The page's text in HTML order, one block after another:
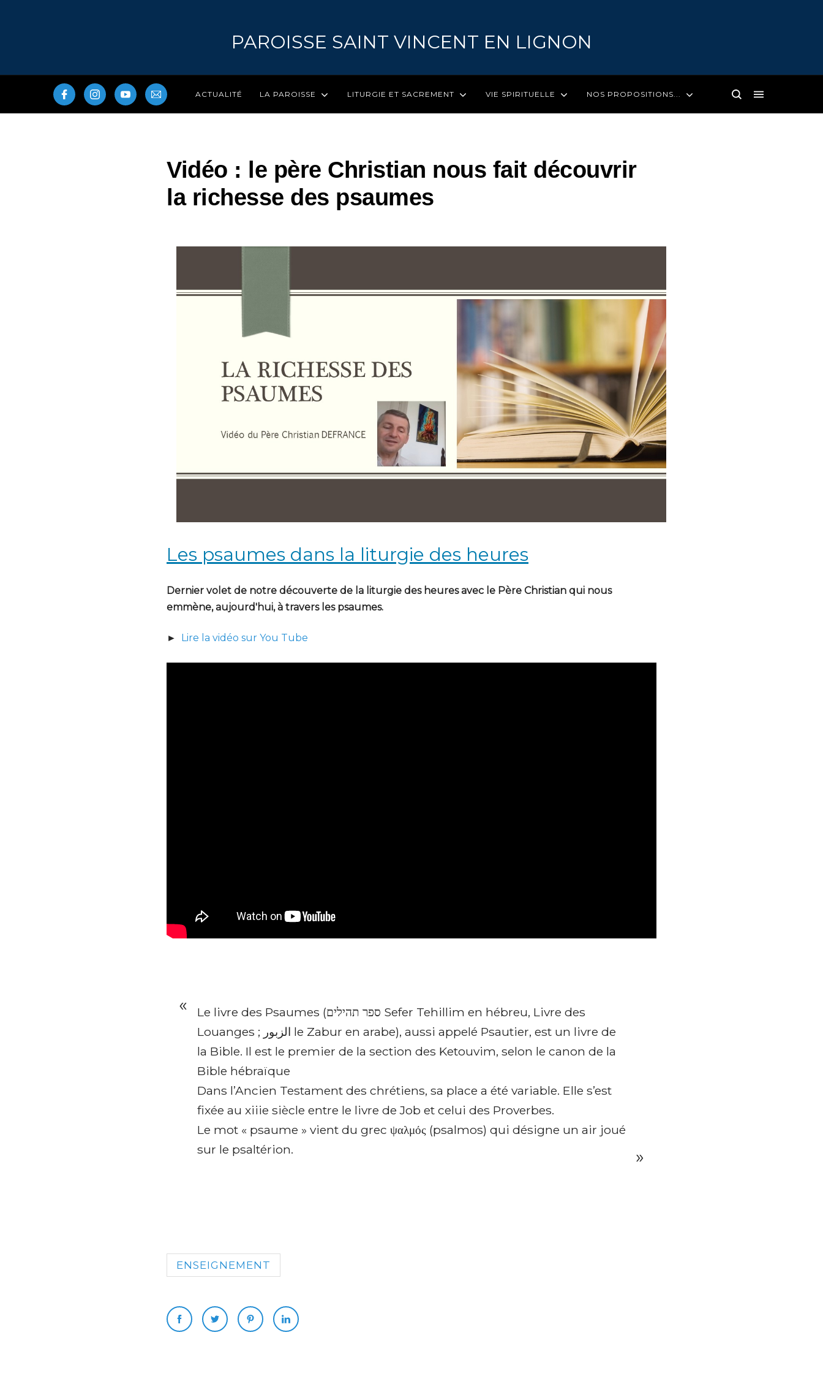
PAROISSE SAINT VINCENT EN LIGNON
ACTUALITÉ LA PAROISSE LITURGIE ET SACREMENT VIE SPIRITUELLE NOS PROPOSITIONS...
Vidéo : le père Christian nous fait découvrir
la richesse des psaumes
Les psaumes dans la liturgie des heures
Dernier volet de notre découverte de la liturgie des heures avec le Père Christian qui nous
emmène, aujourd'hui, à travers les psaumes.
► Lire la vidéo sur You Tube
Le livre des Psaumes (ספר תהילים Sefer Tehillim en hébreu, Livre des
Louanges ; الزبور le Zabur en arabe), aussi appelé Psautier, est un livre de
la Bible. Il est le premier de la section des Ketouvim, selon le canon de la
Bible hébraïque
Dans l’Ancien Testament des chrétiens, sa place a été variable. Elle s’est
fixée au xiiie siècle entre le livre de Job et celui des Proverbes.
Le mot « psaume » vient du grec ψαλμός (psalmos) qui désigne un air joué
sur le psaltérion.
ENSEIGNEMENT